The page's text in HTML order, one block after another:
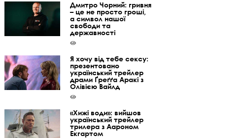
Дмитро Чорний: гривня
– це не просто гроші,
а символ нашої
свободи та
державності
Я хочу від тебе сексу:
презентовано
український трейлер
драми Ґреґґа Аракі з
Олівією Вайлд
«Хижі води»: вийшов
український трейлер
трилера з Аароном
Екгартом